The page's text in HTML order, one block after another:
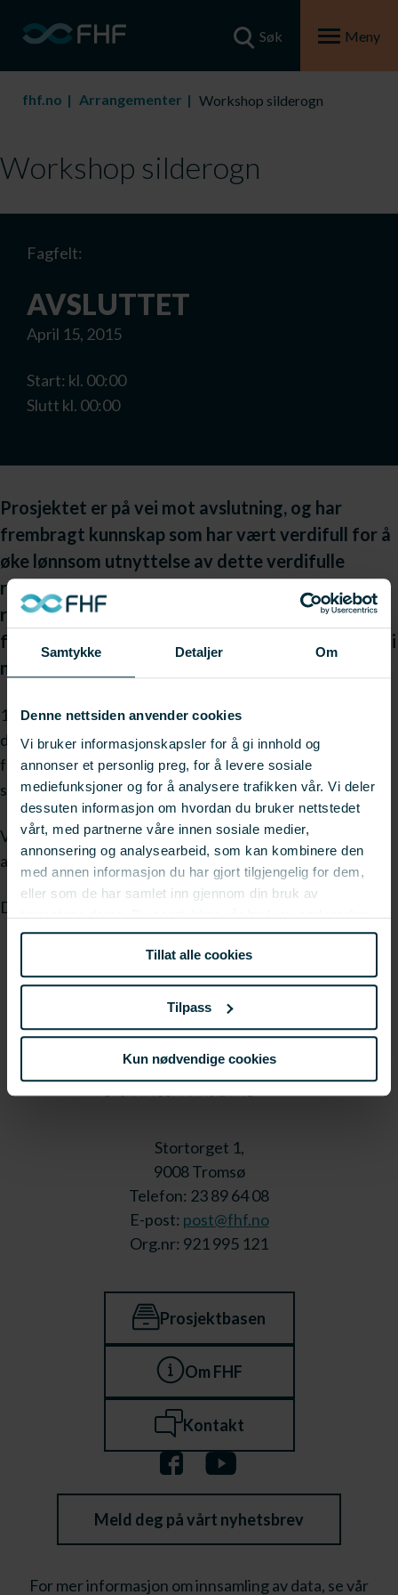
Samtykke Detaljer Om
Denne nettsiden anvender cookies
Vi bruker informasjonskapsler for å gi innhold og
annonser et personlig preg, for å levere sosiale
mediefunksjoner og for å analysere trafikken vår. Vi deler
dessuten informasjon om hvordan du bruker nettstedet
vårt, med partnerne våre innen sosiale medier,
annonsering og analysearbeid, som kan kombinere den
med annen informasjon du har gjort tilgjengelig for dem,
eller som de har samlet inn gjennom din bruk av
tjenestene deres. Du samtykker vår bruk av nødvendige
informasjonskapsler ved å bruke nettstedet vårt.
Tillat alle cookies
Tilpass
Kun nødvendige cookies
Søk Meny
fhf.no Arrangementer Workshop silderogn
Workshop silderogn
Fagfelt:
AVSLUTTET
April 15, 2015
Start: kl. 00:00
Slutt kl. 00:00
Prosjektet er på vei mot avslutning, og har
frembragt kunnskap som har vært verdifull for å
øke lønnsom utnyttelse av dette verdifulle
restråstoffet. Det er økende omsetning av
restråstoffet. Da er det viktig at FHF gjør grep
for å sikre at kunnskapen kommer raskt til nytte i
næringen.
15.04 gjennomførte FHF en workshop på Gardermoen
der resultater fra prosjektet ble presentert og diskutert,
for å løse utfordringer og se muligheter i å utnytte
silderogna.
Vi vil og sikre at kunnskapen er bredt distribuert til andre
aktører i næringen.
Derfor finner du presentasjonene fra workshopen
Stortorget 1,
9008 Tromsø
Telefon: 23 89 64 08
E-post: post@fhf.no
Org.nr: 921 995 121
Prosjektbasen
Om FHF
Kontakt
Meld deg på vårt nyhetsbrev
For mer informasjon om innsamling av data, se vår